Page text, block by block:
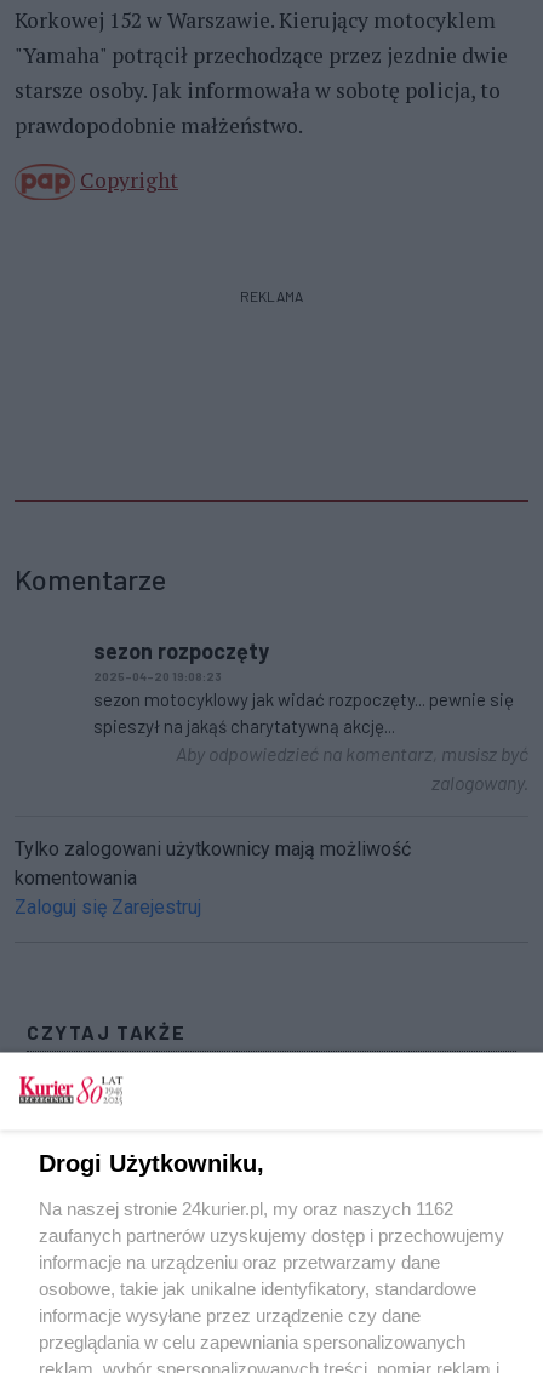
Korkowej 152 w Warszawie. Kierujący motocyklem
"Yamaha" potrącił przechodzące przez jezdnie dwie
starsze osoby. Jak informowała w sobotę policja, to
prawdopodobnie małżeństwo.
Copyright
REKLAMA
Komentarze
sezon rozpoczęty
2025-04-20 19:08:23
sezon motocyklowy jak widać rozpoczęty... pewnie się
spieszył na jakąś charytatywną akcję...
Aby odpowiedzieć na komentarz, musisz być
zalogowany.
Tylko zalogowani użytkownicy mają możliwość
komentowania
Zaloguj się Zarejestruj
CZYTAJ TAKŻE
Wypadek w powiecie stargardzkim. Nie żyje
motocyklista (akt. 1)
Dwa niebezpieczne zdarzenia z udziałem
motocyklistów w Szczecinie (akt. 2)
Wypadek z udziałem motocyklisty. Ostrożnie na
ul. Bogumińskiej w Szczecinie
POGODA
Drogi Użytkowniku,
Na naszej stronie 24kurier.pl, my oraz naszych 1162
zaufanych partnerów uzyskujemy dostęp i przechowujemy
informacje na urządzeniu oraz przetwarzamy dane
osobowe, takie jak unikalne identyfikatory, standardowe
informacje wysyłane przez urządzenie czy dane
przeglądania w celu zapewniania spersonalizowanych
reklam, wybór spersonalizowanych treści, pomiar reklam i